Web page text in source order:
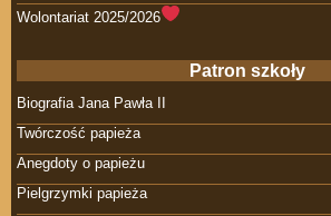
Wolontariat 2025/2026
Patron szkoły
Biografia Jana Pawła II
Twórczość papieża
Anegdoty o papieżu
Pielgrzymki papieża